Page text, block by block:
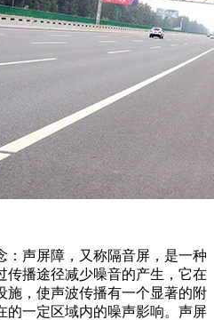
：声屏障，又称隔音屏，是一种
传播途径减少噪音的产生，它在
施，使声波传播有一个显著的附
的一定区域内的噪声影响。声屏